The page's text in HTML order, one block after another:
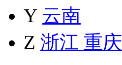
Y 云南
Z 浙江 重庆